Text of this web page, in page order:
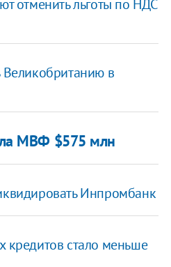
отменить льготы по НДС
Великобританию в
МВФ $575 млн
Инпромбанк
кредитов стало меньше